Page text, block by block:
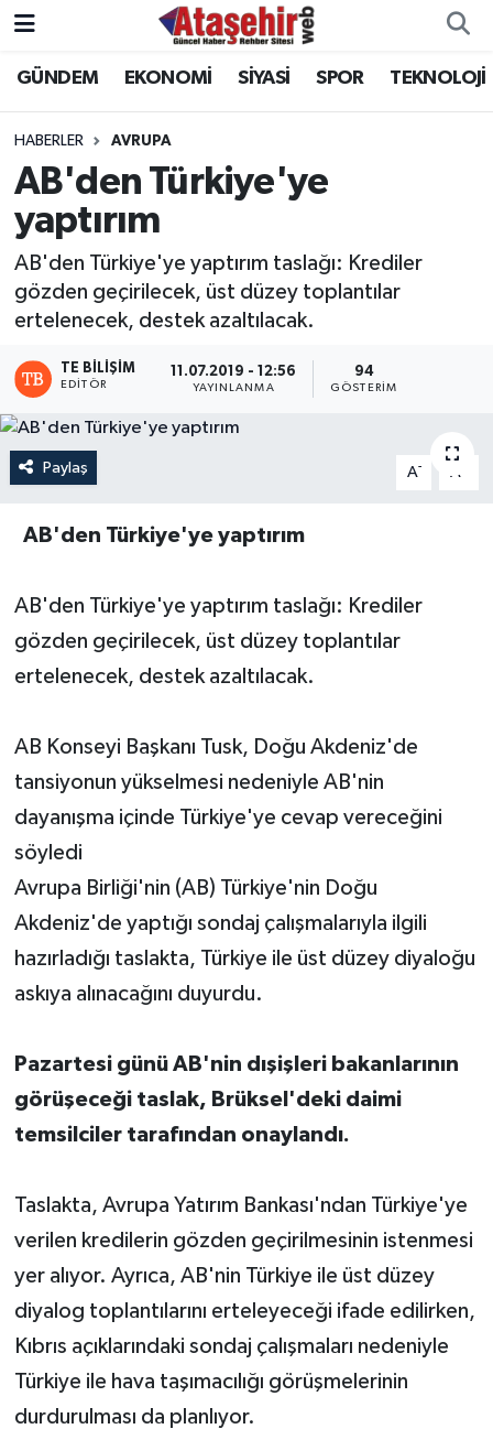
GÜNDEM EKONOMİ SİYASİ SPOR TEKNOLOJİ
HABERLER AVRUPA
AB'den Türkiye'ye
yaptırım
AB'den Türkiye'ye yaptırım taslağı: Krediler
gözden geçirilecek, üst düzey toplantılar
ertelenecek, destek azaltılacak.
TE BILIŞIM
EDITÖR
11.07.2019 - 12:56
YAYINLANMA
94
GÖSTERIM
Paylaş A- A
AB'den Türkiye'ye yaptırım
AB'den Türkiye'ye yaptırım taslağı: Krediler
gözden geçirilecek, üst düzey toplantılar
ertelenecek, destek azaltılacak.
AB Konseyi Başkanı Tusk, Doğu Akdeniz'de
tansiyonun yükselmesi nedeniyle AB'nin
dayanışma içinde Türkiye'ye cevap vereceğini
söyledi
Avrupa Birliği'nin (AB) Türkiye'nin Doğu
Akdeniz'de yaptığı sondaj çalışmalarıyla ilgili
hazırladığı taslakta, Türkiye ile üst düzey diyaloğu
askıya alınacağını duyurdu.
Pazartesi günü AB'nin dışişleri bakanlarının
görüşeceği taslak, Brüksel'deki daimi
temsilciler tarafından onaylandı.
Taslakta, Avrupa Yatırım Bankası'ndan Türkiye'ye
verilen kredilerin gözden geçirilmesinin istenmesi
yer alıyor. Ayrıca, AB'nin Türkiye ile üst düzey
diyalog toplantılarını erteleyeceği ifade edilirken,
Kıbrıs açıklarındaki sondaj çalışmaları nedeniyle
Türkiye ile hava taşımacılığı görüşmelerinin
durdurulması da planlıyor.
Hava Durumu
Trafik Durumu
Süper Lig Puan Durumu ve Fikstür
Tüm Manşetler
Son Dakika Haberleri
Haber Arşivi